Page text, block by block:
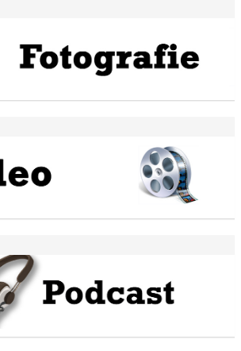
valorizzi le nostre specificità"